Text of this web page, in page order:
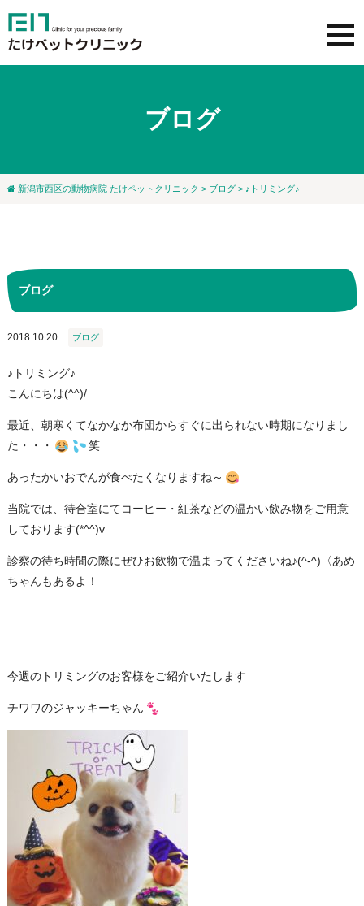
ブログ
新潟市西区の動物病院 たけペットクリニック > ブログ> ♪トリミング♪
ブログ
2018.10.20 ブログ
♪トリミング♪
こんにちは(^^)/
最近、朝寒くてなかなか布団からすぐに出られない時期になりまし
た・・・
笑
あったかいおでんが食べたくなりますね～
当院では、待合室にてコーヒー・紅茶などの温かい飲み物をご用意
しております(*^^)v
診察の待ち時間の際にぜひお飲物で温まってくださいね♪(^-^)〈あめ
ちゃんもあるよ！
今週のトリミングのお客様をご紹介いたします
チワワのジャッキーちゃん